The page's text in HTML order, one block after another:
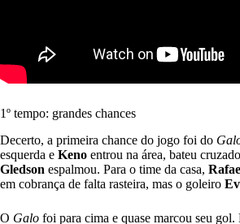
1º tempo: grandes chances
Decerto, a primeira chance do jogo foi do
esquerda e Keno entrou na área, bateu
Gledson espalmou. Para o time da casa,
em cobrança de falta rasteira, mas o goleiro
O Galo foi para cima e quase marcou seu gol.